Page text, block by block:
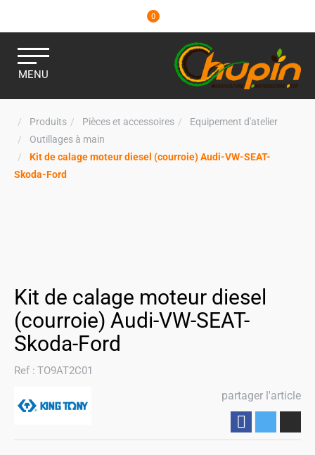
0
MENU
Produits Pièces et accessoires
Equipement d'atelier
Outillages à main
Kit de calage moteur diesel (courroie) Audi-VW-SEAT-
Skoda-Ford
Kit de calage moteur diesel
(courroie) Audi-VW-SEAT-
Skoda-Ford
Ref : TO9AT2C01
partager l'article